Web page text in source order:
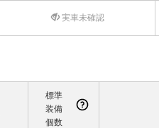
実車未確認
標準
装備
個数